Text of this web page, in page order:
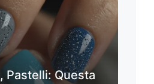
Pastelli: Questa